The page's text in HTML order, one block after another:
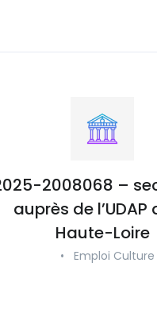
2008068 –
auprès de l’UDAP
Haute-Loire
• Emploi Culture